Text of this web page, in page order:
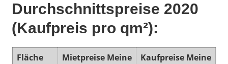
Durchschnittspreise 2020
(Kaufpreis pro qm²):
Fläche Mietpreise Meine
Kaufpreise Meine